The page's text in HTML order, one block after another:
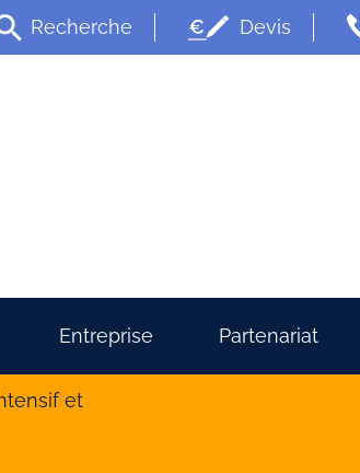
Devis
Recherche
Entreprise Partenariat
et